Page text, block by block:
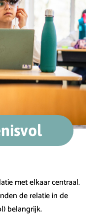
met elkaar centraal.
de relatie in de
belangrijk.